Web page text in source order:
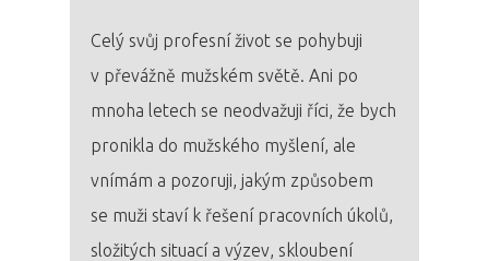
Celý svůj profesní život se pohybuji
v převážně mužském světě. Ani po
mnoha letech se neodvažuji říci, že bych
pronikla do mužského myšlení, ale
vnímám a pozoruji, jakým způsobem
se muži staví k řešení pracovních úkolů,
složitých situací a výzev, skloubení